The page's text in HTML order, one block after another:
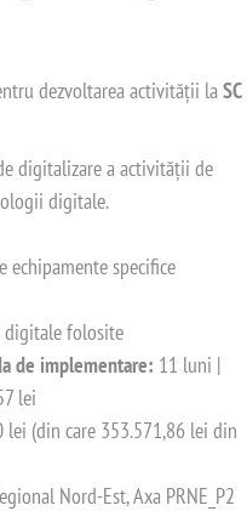
dezvoltarea activității la SC
digitalizare a activității de
digitale.
specifice
digitale folosite
de implementare: 11 luni |
lei
lei (din care 353.571,86 lei din
Nord-Est, Axa PRNE_P2